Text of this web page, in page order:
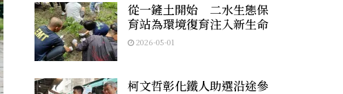
從一鏟土開始 二水生態保
育站為環境復育注入新生命
2026-05-01
柯文哲彰化鐵人助選沿途參